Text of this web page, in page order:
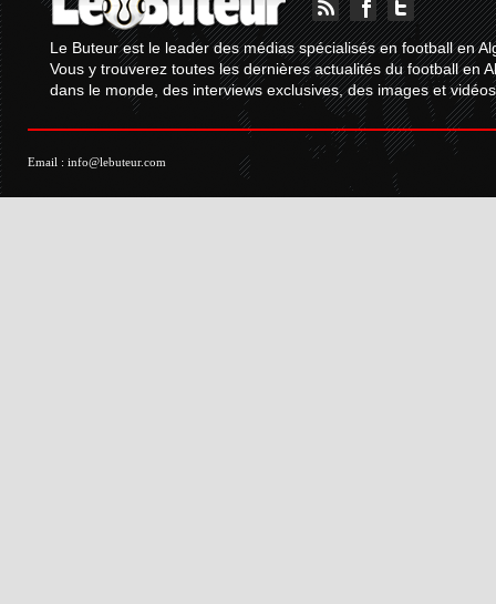
Le Buteur est le leader des médias spécialisés en football en
Vous y trouverez toutes les dernières actualités du football en
dans le monde, des interviews exclusives, des images et
Email : info@lebuteur.com